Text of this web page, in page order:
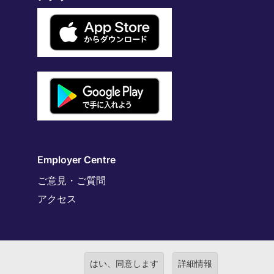
Employer Centre
ご意見・ご質問
アクセス
はい、同意します 詳細情報